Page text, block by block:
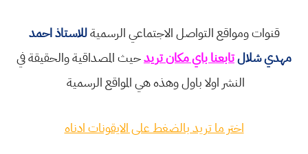
قنوات ومواقع التواصل الاجتماعي الرسميةللاستاذ احمد
مهدي شلالتابعنا باي مكان تريدحيث المصداقية والحقيقة في
النشر اولا باول وهذه هي المواقع الرسمية
اختر ما تريد بالضغط على الايقونات ادناه